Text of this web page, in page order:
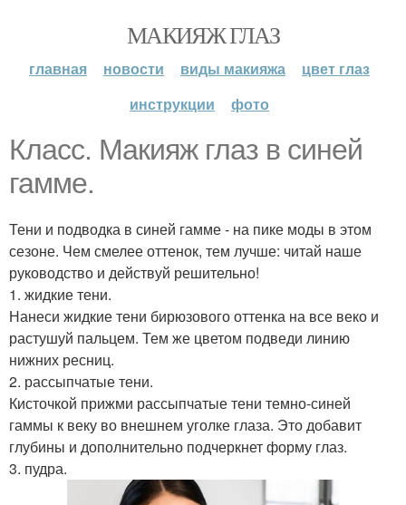
МАКИЯЖ ГЛАЗ
главная новости виды макияжа
цвет глаз
инструкции
фото
Класс. Макияж глаз в синей
гамме.
Тени и подводка в синей гамме - на пике моды в этом
сезоне. Чем смелее оттенок, тем лучше: читай наше
руководство и действуй решительно!
1. жидкие тени.
Нанеси жидкие тени бирюзового оттенка на все веко и
растушуй пальцем. Тем же цветом подведи линию
нижних ресниц.
2. рассыпчатые тени.
Кисточкой прижми рассыпчатые тени темно-синей
гаммы к веку во внешнем уголке глаза. Это добавит
глубины и дополнительно подчеркнет форму глаз.
3. пудра.